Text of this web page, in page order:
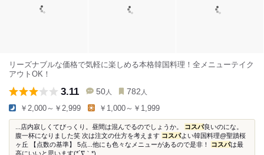
リーズナブルな価格で気軽に楽しめる本格韓国料理！全メニューテイク
アウトOK！
3.11 50 人 782 人
￥2,000～￥2,999 ￥1,000～￥1,999
...店内寂しくてびっくり。昼間は混んでるのでしょうか。 コスパ良いのにな。
腹一杯になりました笑 次は注文の仕方を考えます コスパよい韓国料理@聖蹟桜
ヶ丘 【点数の基準】 5点...他にも色々なメニューがあるので是非！ コスパは最
高にいいと思います(*´∇｀*)...